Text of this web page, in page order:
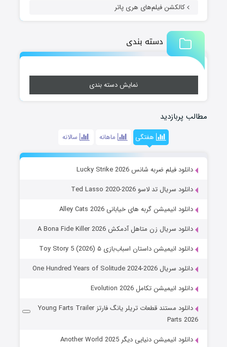
کالکشن فیلم‌های هری پاتر
دسته بندی
نمایش دسته بندی
مطالب پربازدید
هفتگی ماهانه سالانه
دانلود فیلم ضربه شانس Lucky Strike 2026
دانلود سریال تد لاسو Ted Lasso 2020-2026
دانلود انیمیشن گربه های خیابانی Alley Cats 2026
دانلود سریال زن متاهل آدمکش A Bona Fide Killer 2026
دانلود انیمیشن داستان اسباب‌بازی ۵ Toy Story 5 (2026)
دانلود سریال One Hundred Years of Solitude 2024-2026
دانلود انیمیشن تکامل Evolution 2026
دانلود مستند قطعات تریلر یانگ فارتز Young Farts Trailer
Parts 2026
دانلود انیمیشن دنیایی دیگر Another World 2025